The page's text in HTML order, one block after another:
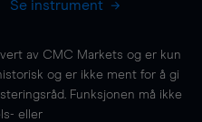
Se instrument
av CMC Markets og er kun
og er ikke ment for å gi
Funksjonen må ikke
eller